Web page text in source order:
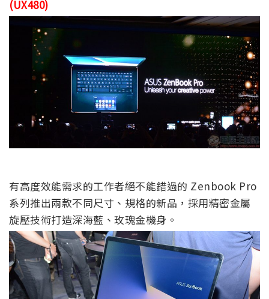
(UX480)
有高度效能需求的工作者絕不能錯過的 Zenbook Pro
系列推出兩款不同尺寸、規格的新品，採用精密金屬
旋壓技術打造深海藍、玫瑰金機身。